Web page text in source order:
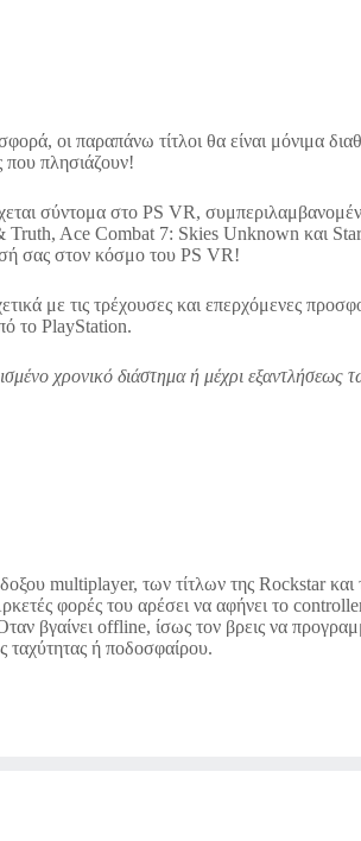
οι παραπάνω τίτλοι θα είναι μόνιμα
που πλησιάζουν!
σύντομα στο PS VR,
Ace Combat 7: Skies Unknown και Star
σας στον κόσμο του PS VR!
με τις τρέχουσες και επερχόμενες
το PlayStation.
χρονικό διάστημα ή μέχρι
multiplayer, των τίτλων της Rockstar και
φορές του αρέσει να αφήνει το
βγαίνει offline, ίσως τον βρεις να
ταχύτητας ή ποδοσφαίρου.